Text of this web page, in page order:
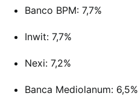
Banco BPM: 7,7%
Inwit: 7,7%
Nexi: 7,2%
Banca Mediolanum: 6,5%